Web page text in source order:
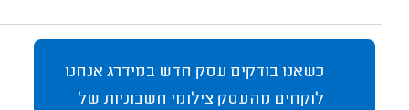
כשאנו בודקים עסק חדש במידרג אנחנו
לוקחים מהעסק צילומי חשבוניות של